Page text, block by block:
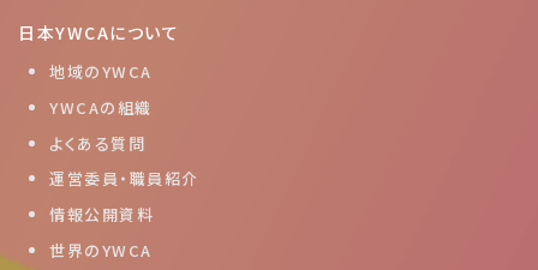
日本YWCAについて
地域のYWCA
YWCAの組織
よくある質問
運営委員・職員紹介
情報公開資料
世界のYWCA